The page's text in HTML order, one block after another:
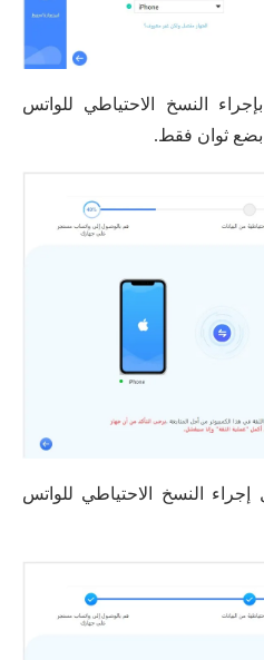
النسخ الاحتياطي للواتس
بضع ثوان فقط.
النسخ الاحتياطي للواتس